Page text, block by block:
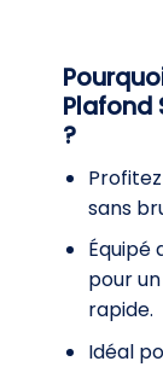
Plafond
?
Profitez
sans
Équipé
pour
rapide.
Idéal